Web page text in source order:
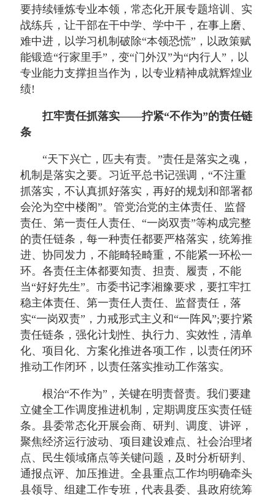
要持续锤炼专业本领，常态化开展专题培训、实
战练兵，让干部在干中学、学中干，在事上磨、
难中进，以学习机制破除“本领恐慌”，以政策赋
能锻造“行家里手”，变“门外汉”为“内行人”，以
专业能力支撑担当作为，以专业精神成就辉煌业
绩!
扛牢责任抓落实——拧紧“不作为”的责任链
条
“天下兴亡，匹夫有责。”责任是落实之魂，
机制是落实之要。习近平总书记强调，“不注重
抓落实，不认真抓好落实，再好的规划和部署都
会沦为空中楼阁”。管党治党的主体责任、监督
责任、第一责任人责任、“一岗双责”等构成完整
的责任链条，每一种责任都要严格落实，统筹推
进、协同发力，不能畸轻畸重，不能紧一环松一
环。各责任主体都要知责、担责、履责，不能
当“好好先生”。市委书记李湘豫要求，要扛牢扛
稳主体责任、第一责任人责任、监督责任，落
实“一岗双责”，力戒形式主义和“一阵风”;要拧紧
责任链条，强化计划性、执行力、实效性，清单
化、项目化、方案化推进各项工作，以责任闭环
推动工作闭环，以责任落实推动工作落实。
根治“不作为”，关键在明责督责。我们要建
立健全工作调度推进机制，定期调度压实责任链
条。县委常态化开展会商、研判、调度、讲评，
聚焦经济运行波动、项目建设难点、社会治理堵
点、民生领域痛点等关键问题，及时分析研判、
通报点评、加压推进。全县重点工作均明确牵头
县领导、组建工作专班，代表县委、县政府统筹